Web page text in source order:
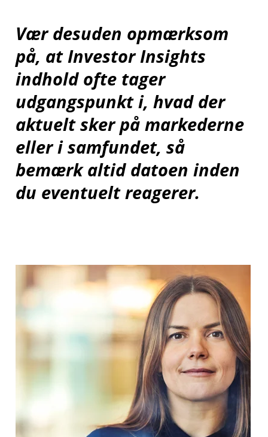
Vær desuden opmærksom
på, at Investor Insights
indhold ofte tager
udgangspunkt i, hvad der
aktuelt sker på markederne
eller i samfundet, så
bemærk altid datoen inden
du eventuelt reagerer.